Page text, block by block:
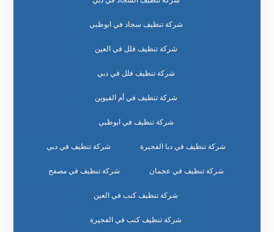
شركة تنظيف سجاد في ابوظبي
شركة تنظيف فلل في العين
شركة تنظيف فلل في دبي
شركة تنظيف في أم القيوين
شركة تنظيف في ابوظبي
شركة تنظيف في دبا الفجيرة شركة تنظيف في دبي
شركة تنظيف في عجمان شركة تنظيف في مصفح
شركة تنظيف كنب في العين
شركة تنظيف كنب في الفجيرة